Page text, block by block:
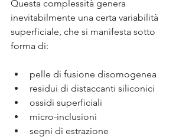
Questa complessità genera
inevitabilmente una certa variabilità
superficiale, che si manifesta sotto
forma di:
pelle di fusione disomogenea
residui di distaccanti siliconici
ossidi superficiali
micro-inclusioni
segni di estrazione